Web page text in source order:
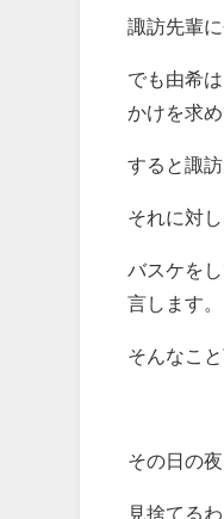
諏訪先輩
でも由希
かけを求
すると諏
それに対
バスケを
言します。
そんなこ
その日の
見捨てる